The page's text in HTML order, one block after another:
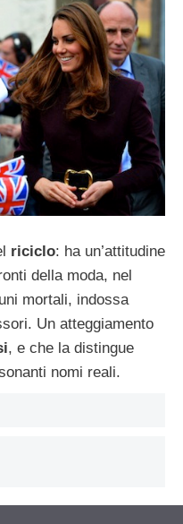
riciclo: ha un’attitudine
della moda, nel
mortali, indossa
Un atteggiamento
, e che la distingue
nomi reali.